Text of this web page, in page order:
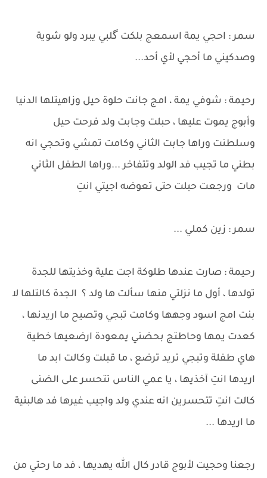
سمر : احجي يمة اسمعج بلكت گلبي يبرد ولو شوية
وصدكيني ما أحجي لأي أحد...
رحيمة : شوفي يمة ، امج جانت حلوة حيل وزاهيتلها الدنيا
وأبوج يموت عليها ، حبلت وجابت ولد فرحت حيل
وسلطنت وراها جابت الثاني وكامت تمشي وتحجي انه
بطني ما تجيب فد الولد وتتفاخر ...وراها الطفل الثاني
مات ورجعت حبلت حتى تعوضه اجيتي انتِ
سمر : زين كملي ...
رحيمة : صارت عندها طلوكة اجت علية وخذيتها للجدة
تولدها ، أول ما نزلتي منها سألت ها ولد ؟ الجدة كالتلها لا
بنت امج اسود وجهها وكامت تبجي وتصيح ما اريدنها ،
كعدت يمها وحاطتج بحضني يمعودة ارضعيها خطية
هاي طفلة وتبجي تريد ترضع ، ما قبلت وكالت ابد ما
اريدها انتِ آخذيها ، يا عمي الناس تتحسر على الضنى
كالت انتِ تتحسرين انه عندي ولد واجيب غيرها فد هالبنية
ما اريدها ...
رجعنا وحجيت لأبوج قادر كال الله يهديها ، فد ما رحتي من